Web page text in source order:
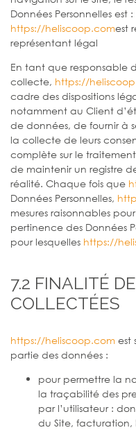
Données Personnelles est :
https://heliscoop.comest
représentant légal
En tant que responsable
collecte, https://
cadre des dispositions
notamment au Client
de données, de fournir à
la collecte de leurs
complète sur le
de maintenir un registre
réalité. Chaque fois que
Données Personnelles,
mesures raisonnables
pertinence des Données
pour lesquelles https://
7.2 FINALITÉ
COLLECTÉES
https://heliscoop.com est
partie des données :
pour permettre la
la traçabilité des
par l’utilisateur :
du Site, facturation,